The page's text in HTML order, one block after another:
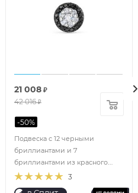
3
Подвеска с 12 черными
бриллиантами и 7
бриллиантами из красного
золота 98531
21 008 ₽
42 016₽
-50%